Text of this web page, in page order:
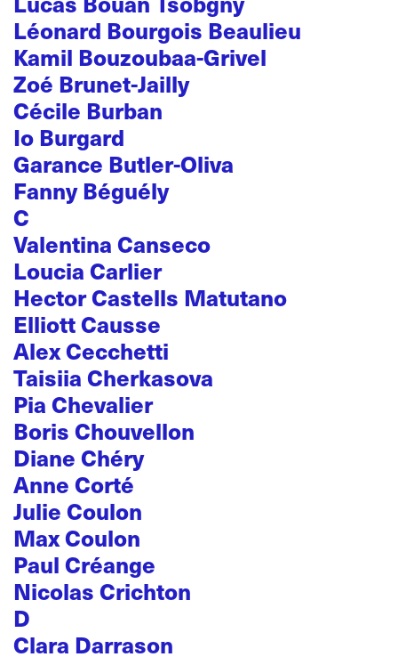
Léonard Bourgois Beaulieu
Kamil Bouzoubaa-Grivel
Zoé Brunet-Jailly
Cécile Burban
Io Burgard
Garance Butler-Oliva
Fanny Béguély
C
Valentina Canseco
Loucia Carlier
Hector Castells Matutano
Elliott Causse
Alex Cecchetti
Taisiia Cherkasova
Pia Chevalier
Boris Chouvellon
Diane Chéry
Anne Corté
Julie Coulon
Max Coulon
Paul Créange
Nicolas Crichton
D
Clara Darrason